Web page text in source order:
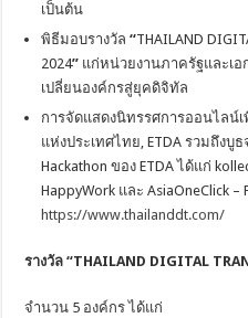
เป็นต้น
พิธีมอบรางวัล“THAILAND
2024” แก่หน่วยงานภาครัฐและเ
เปลี่ยนองค์กรสู่ยุคดิจิทัล
การจัดแสดงนิทรรศการออนไลน์
แห่งประเทศไทย, ETDA รวมถึงบู
Hackathon ของ ETDA ได้แก่
HappyWork และ AsiaOneClick –
https://www.thailanddt.com/
รางวัล “THAILAND DIGITAL
จำนวน 5 องค์กร ได้แก่